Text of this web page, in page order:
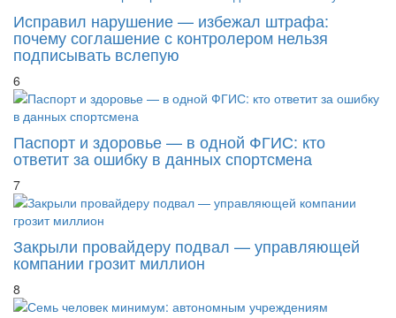
Исправил нарушение — избежал штрафа:
почему соглашение с контролером нельзя
подписывать вслепую
6
Паспорт и здоровье — в одной ФГИС: кто
ответит за ошибку в данных спортсмена
7
Закрыли провайдеру подвал — управляющей
компании грозит миллион
8